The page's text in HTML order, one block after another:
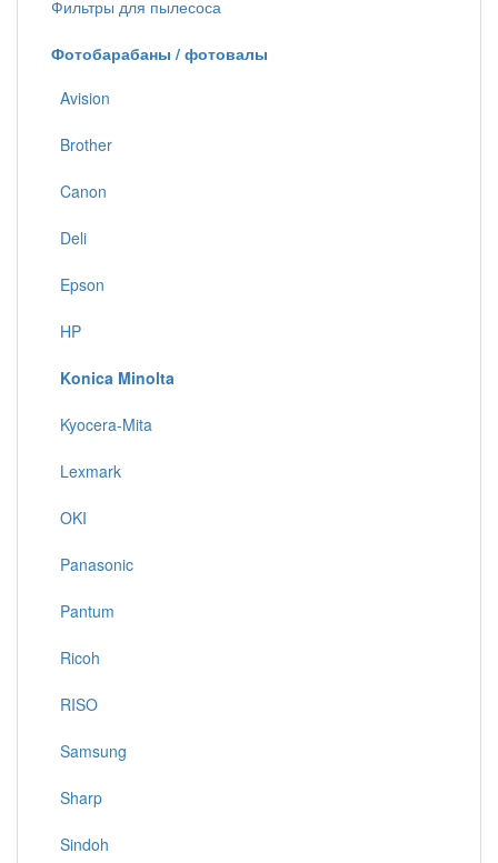
Фильтры для пылесоса
Фотобарабаны / фотовалы
Avision
Brother
Canon
Deli
Epson
HP
Konica Minolta
Kyocera-Mita
Lexmark
OKI
Panasonic
Pantum
Ricoh
RISO
Samsung
Sharp
Sindoh